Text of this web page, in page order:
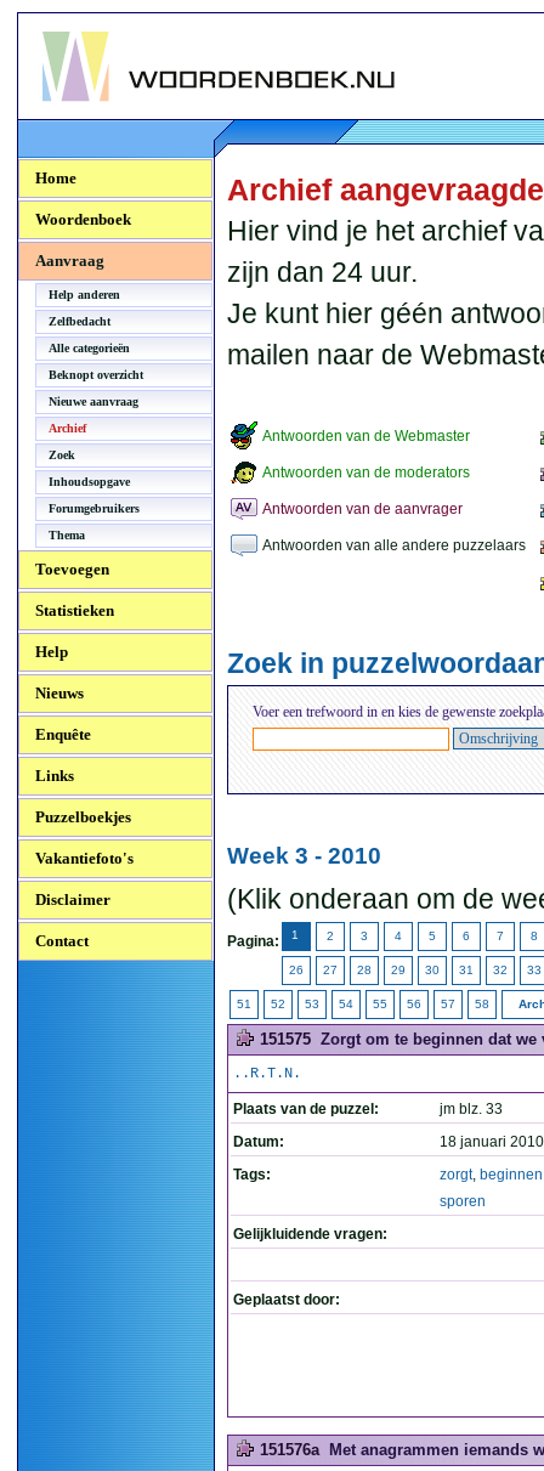
Woordenboek.NU
Home
Woordenboek
Aanvraag
Help anderen
Zelfbedacht
Alle categorieën
Beknopt overzicht
Nieuwe aanvraag
Archief
Zoek
Inhoudsopgave
Forumgebruikers
Thema
Toevoegen
Statistieken
Help
Nieuws
Enquête
Links
Puzzelboekjes
Vakantiefoto's
Disclaimer
Contact
Archief
Hier vind je het archief
zijn dan 24 uur.
Je kunt hier géén
mailen naar de
Antwoorden van de Webmaster
Antwoorden van de moderators
Antwoorden van de aanvrager
Antwoorden van alle andere puzzelaars
Zoek in
Voer een trefwoord in en kies de gewenste
Week 3 - 2010
(Klik onderaan om de
Pagina: 1 2 3 4 5 6 7 8
26 27 28 29 30 31 32 33
51 52 53 54 55 56 57 58
151575 Zorgt om te beginnen dat we
..R.T.N.
Plaats van de puzzel:
jm blz. 33
Datum:
18 januari
Tags:
zorgt, beginnen
sporen
Gelijkluidende vragen:
Geplaatst door:
151576a Met anagrammen iemands